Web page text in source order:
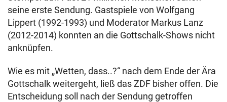
seine erste Sendung. Gastspiele von Wolfgang
Lippert (1992-1993) und Moderator Markus Lanz
(2012-2014) konnten an die Gottschalk-Shows nicht
anknüpfen.
Wie es mit „Wetten, dass..?“ nach dem Ende der Ära
Gottschalk weitergeht, ließ das ZDF bisher offen. Die
Entscheidung soll nach der Sendung getroffen